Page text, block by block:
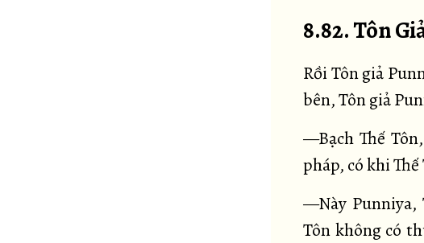
8.82. Tôn
Rồi Tôn giả
bên, Tôn giả
—Bạch Thế
pháp, có khi
—Này Punniya,
Tôn không có